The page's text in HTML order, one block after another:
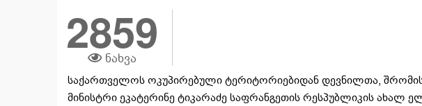
2859
ნახვა
საქართველოს ოკუპირებული ტერიტორიებიდან დევნილთა,
მინისტრი ეკატერინე ტიკარაძე საფრანგეთის რესპუბლიკის ახალ